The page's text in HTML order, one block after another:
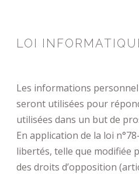
LOI
Les informations
seront utilisées pour
utilisées dans un but de
En application de la loi
libertés, telle que modifiée
des droits d’opposition